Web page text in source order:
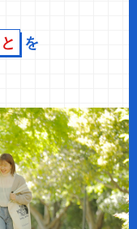
を